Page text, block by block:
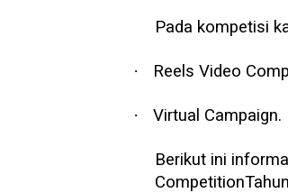
Pada kompetisi
· Reels Video
· Virtual Campaign.
Berikut ini